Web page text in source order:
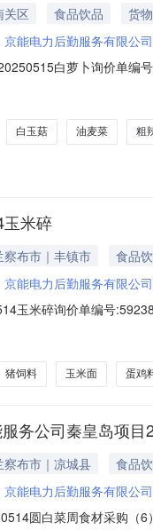
关区 食品饮品
货物
京能电力后勤服务有限公司
白萝卜询价单编
15斤10--牛肚----10斤1
白玉菇 油麦菜 粗
米碎
布市｜丰镇市
食品
京能电力后勤服务有限公司
玉米碎询价单编号
标单位:京能电力后勤服
猪饲料 玉米面 蛋鸡
务公司秦皇岛项
布市｜凉城县
食品
京能电力后勤服务有限公司
圆白菜周食材采购（